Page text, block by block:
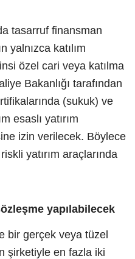
tasarruf finansman
yalnızca katılım
özel cari veya katılma
Bakanlığı tarafından
(sukuk) ve
esaslı yatırım
izin verilecek. Böylece
yatırım araçlarında
yapılabilecek
bir gerçek veya tüzel
şirketiyle en fazla iki